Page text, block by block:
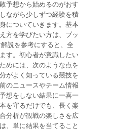
予想から始めるのがおす
ながら少しずつ経験を積
についていきます。基本
方を学びたい方は、ブッ
説を参考にすると、全
す。初心者が意識したい
めには、次のような点を
がよく知っている競技を
のニュースやチーム情報
想をしない結果に一喜一
を守るだけでも、長く楽
分析が観戦の楽しさを広
、単に結果を当てること